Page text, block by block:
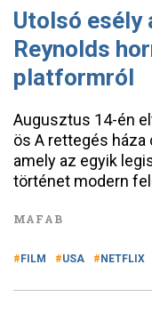
Utolsó esély
Reynolds
platformról
Augusztus 14-én
ös A rettegés
amely az egyik
történet modern
MAFAB
FILM USA NETFLIX